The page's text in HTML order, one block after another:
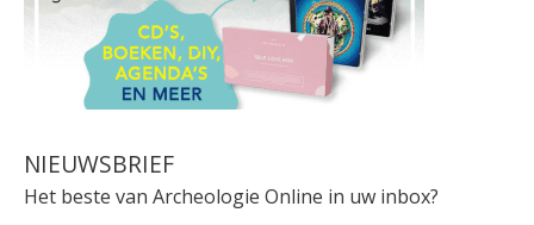
NIEUWSBRIEF
Het beste van Archeologie Online in uw inbox?